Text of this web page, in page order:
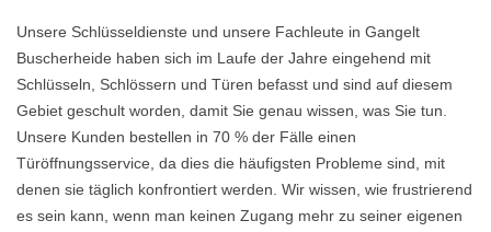
Unsere Schlüsseldienste und unsere Fachleute in Gangelt
Buscherheide haben sich im Laufe der Jahre eingehend mit
Schlüsseln, Schlössern und Türen befasst und sind auf diesem
Gebiet geschult worden, damit Sie genau wissen, was Sie tun.
Unsere Kunden bestellen in 70 % der Fälle einen
Türöffnungsservice, da dies die häufigsten Probleme sind, mit
denen sie täglich konfrontiert werden. Wir wissen, wie frustrierend
es sein kann, wenn man keinen Zugang mehr zu seiner eigenen